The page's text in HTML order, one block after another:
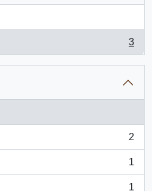
3
2
1
1